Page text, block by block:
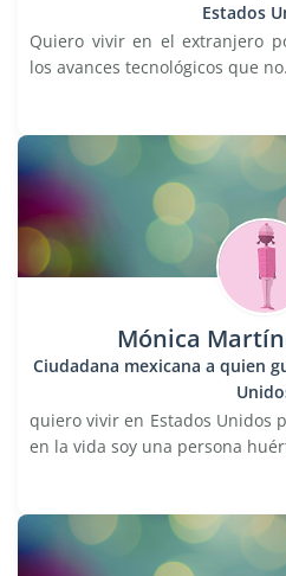
Estados
Quiero vivir en el extranjero
los avances tecnológicos que
Mónica
Ciudadana mexicana a quien
quiero vivir en Estados Unidos
en la vida soy una persona